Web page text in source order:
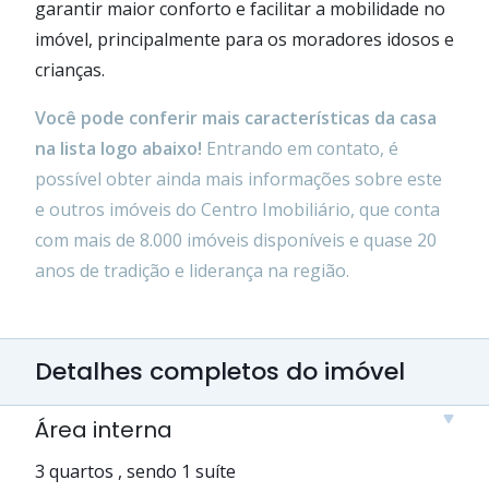
garantir maior conforto e facilitar a mobilidade no
imóvel, principalmente para os moradores idosos e
crianças.
Você pode conferir mais características da casa
na lista logo abaixo! Entrando em contato, é
possível obter ainda mais informações sobre este
e outros imóveis do Centro Imobiliário, que conta
com mais de 8.000 imóveis disponíveis e quase 20
anos de tradição e liderança na região.
Detalhes completos do imóvel
Área interna
3 quartos , sendo 1 suíte